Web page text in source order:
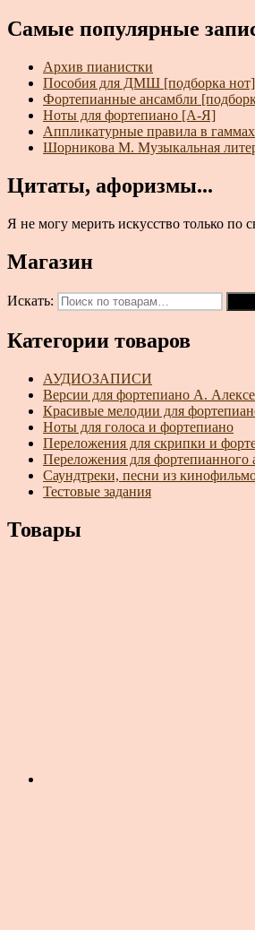
Самые популярные
Архив пианистки
Пособия для ДМШ [подборка нот]
Фортепианные ансамбли
Ноты для фортепиано [А-Я]
Аппликатурные правила в
Шорникова М. Музыкальная
Цитаты, афоризмы...
Я не могу мерить искусство только по
Магазин
Искать:
Категории товаров
АУДИОЗАПИСИ
Версии для фортепиано А.
Красивые мелодии для
Ноты для голоса и фортепиано
Переложения для скрипки и
Переложения для фортепианного
Саундтреки, песни из
Тестовые задания
Товары